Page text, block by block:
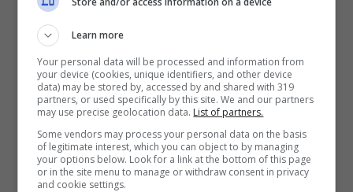
Giorni innevati e freddo glaciale:
prendiamo una tazza di tè
Feb 2, 2012
Learn more
Your personal data will be processed and information from
your device (cookies, unique identifiers, and other device
data) may be stored by, accessed by and shared with 319
partners, or used specifically by this site. We and our partners
may use precise geolocation data. List of partners.
Some vendors may process your personal data on the basis
of legitimate interest, which you can object to by managing
your options below. Look for a link at the bottom of this page
or in the site menu to manage or withdraw consent in privacy
and cookie settings.